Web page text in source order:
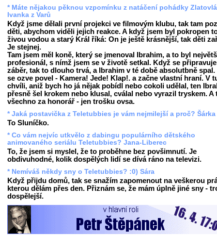
* Máte nějakou pěknou vzpomínku z natáčení pohádky
Ivanka z Varů
Když jsme dělali první projekci ve filmovým klubu, tak tam
děti, abychom viděli jejich reakce. A když jsem byl pokropen
živou vodou a starý Král říká: On je ještě krásnější, tak děti
Je stejnej.
Tam jsem měl koně, který se jmenoval Ibrahim, a to byl
profesionál, s nímž jsem se v životě setkal. Když se připravuje
záběr, tak to dlouho trvá, a Ibrahim v té době absolutbně spal.
se ozve povel - Kamera! Jede! Klap!. a začne vlastní hraní. V
chvíli, aniž bych ho já nějak pobídl nebo cokoli udělal, ten
přesně šel krokem nebo klusal, cválal nebo vyrazil tryskem. A
všechno za honorář - jen trošku ovsa.
* Jaká postavička z Teletubbies je vám nejmilejší a proč? Šárka
To Sluníčko.
* Co vám nejvíc utkvělo z dabingu populárního dětského
animovaného seriálu Teletubbies? Jana-Liberec
To, že jsem si myslel, že to proběhne bez povšimnutí. Je
obdivuhodné, kolik dospělých lidí se dívá ráno na televizi.
* Nemíváš někdy sny o Teletubbies? :0) Sára
Když přijdu domů, tak se snažím zapomenout na veškerou
kterou dělám přes den. Přiznám se, že mám úplně jiné sny -
dospělejší.